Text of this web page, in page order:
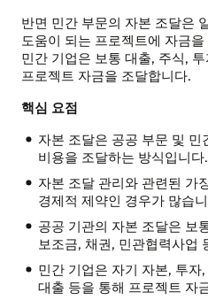
반면 민간 부문의 자본 조달은
도움이 되는 프로젝트에 자금
민간 기업은 보통 대출, 주식,
프로젝트 자금을 조달합니다.
핵심 요점
자본 조달은 공공 부문 및
비용을 조달하는 방식입니다.
자본 조달 관리와 관련된 가
경제적 제약인 경우가 많습
공공 기관의 자본 조달은 보
보조금, 채권, 민관협력사업
민간 기업은 자기 자본, 투자
대출 등을 통해 프로젝트 자